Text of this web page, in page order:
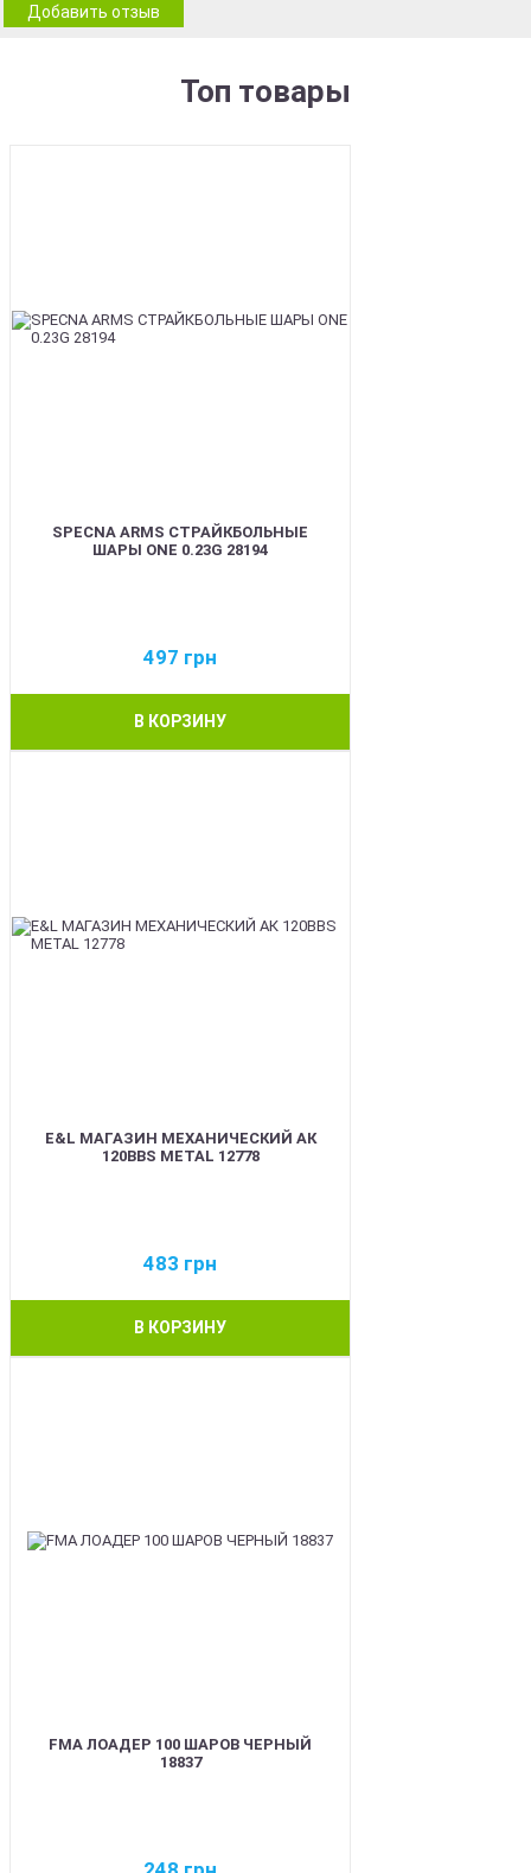
Добавить отзыв
Топ товары
SPECNA ARMS СТРАЙКБОЛЬНЫЕ
ШАРЫ ONE 0.23G 28194
497 грн
В КОРЗИНУ
E&L МАГАЗИН МЕХАНИЧЕСКИЙ АК
120BBS METAL 12778
483 грн
В КОРЗИНУ
FMA ЛОАДЕР 100 ШАРОВ ЧЕРНЫЙ
18837